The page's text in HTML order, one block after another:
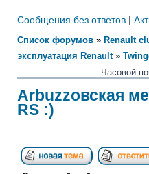
Сообщения без ответов |
Список форумов » Renault
эксплуатация Renault»
Часовой
Arbuzzoвская
RS :)